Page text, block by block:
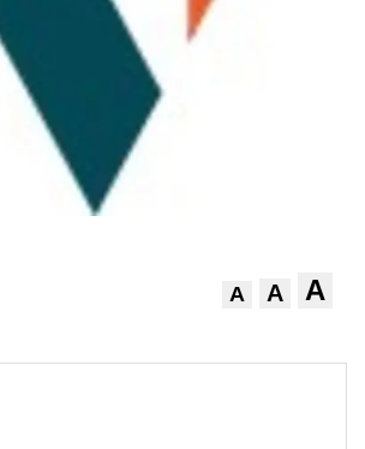
A A A